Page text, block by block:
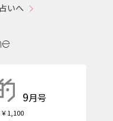
いへ
9月号
1,100